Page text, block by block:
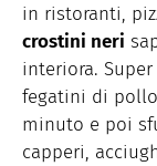
in ristoranti,
crostini neri
interiora.
fegatini di
minuto e poi
capperi,